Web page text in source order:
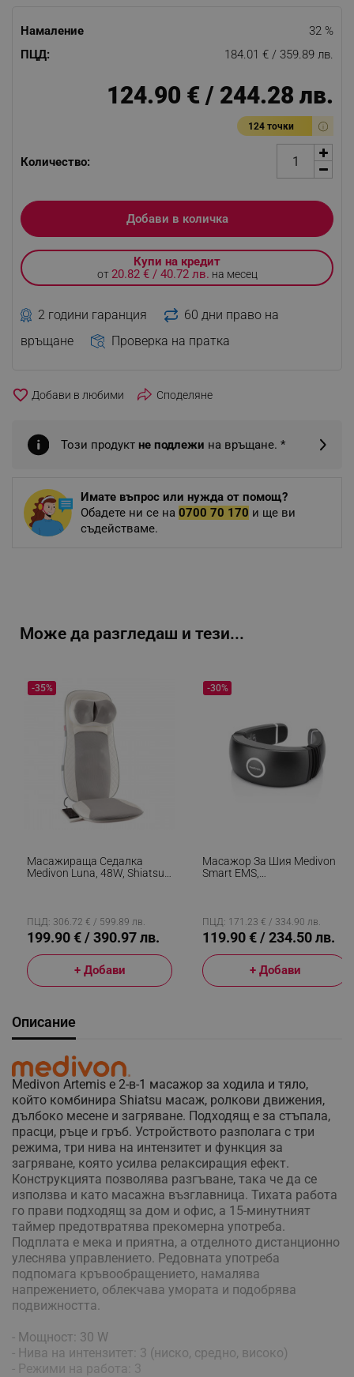
Намаление
32 %
ПЦД:
184.01 € / 359.89 лв.
124.90 € / 244.28 лв.
124 точки
Количество:
Добави в количка
Купи на кредит
от20.82 € / 40.72 лв. на месец
2 години гаранция
60 дни право на
връщане
Проверка на пратка
favorite_border Споделяне
Този продукт не подлежи на връщане. *
Имате въпрос или нужда от помощ?
Обадете ни се на 0700 70 170 и ще ви
съдействаме.
Може да разгледаш и тези...
Масажираща Седалка
Medivon Luna, 48W, Shiatsu,
Бял/сив
-35%
ПЦД: 306.72 € / 599.89 лв.
199.90 € / 390.97 лв.
+ Добави
Масажор За Шия Medivon
Smart EMS,
Дистанционно, Затопляне,
Таймер, Черен
-30%
ПЦД: 171.23 € / 334.90 лв.
119.90 € / 234.50 лв.
+ Добави
Описание
Medivon Artemis е 2-в-1 масажор за ходила и тяло,
който комбинира Shiatsu масаж, ролкови движения,
дълбоко месене и загряване. Подходящ е за стъпала,
прасци, ръце и гръб. Устройството разполага с три
режима, три нива на интензитет и функция за
загряване, която усилва релаксиращия ефект.
Конструкцията позволява разгъване, така че да се
използва и като масажна възглавница. Тихата работа
го прави подходящ за дом и офис, а 15-минутният
таймер предотвратява прекомерна употреба.
Подплата е мека и приятна, а отделното дистанционно
улеснява управлението. Редовната употреба
подпомага кръвообращението, намалява
напрежението, облекчава умората и подобрява
подвижността.
- Мощност: 30 W
- Нива на интензитет: 3 (ниско, средно, високо)
- Режими на работа: 3